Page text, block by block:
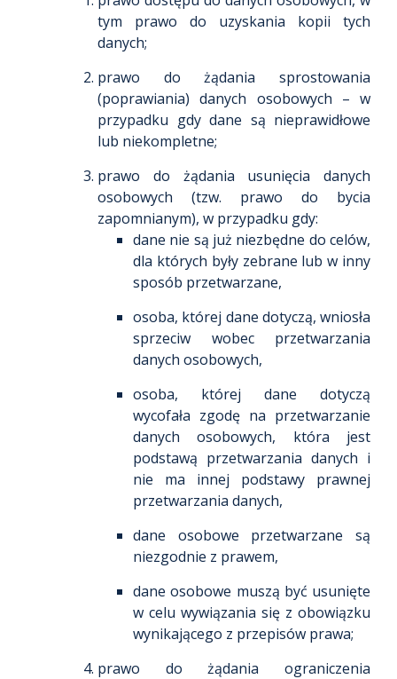
tym prawo do uzyskania kopii tych
danych;
prawo do żądania sprostowania
(poprawiania) danych osobowych – w
przypadku gdy dane są nieprawidłowe
lub niekompletne;
prawo do żądania usunięcia danych
osobowych (tzw. prawo do bycia
zapomnianym), w przypadku gdy:
dane nie są już niezbędne do celów,
dla których były zebrane lub w inny
sposób przetwarzane,
osoba, której dane dotyczą, wniosła
sprzeciw wobec przetwarzania
danych osobowych,
osoba, której dane dotyczą
wycofała zgodę na przetwarzanie
danych osobowych, która jest
podstawą przetwarzania danych i
nie ma innej podstawy prawnej
przetwarzania danych,
dane osobowe przetwarzane są
niezgodnie z prawem,
dane osobowe muszą być usunięte
w celu wywiązania się z obowiązku
wynikającego z przepisów prawa;
prawo do żądania ograniczenia